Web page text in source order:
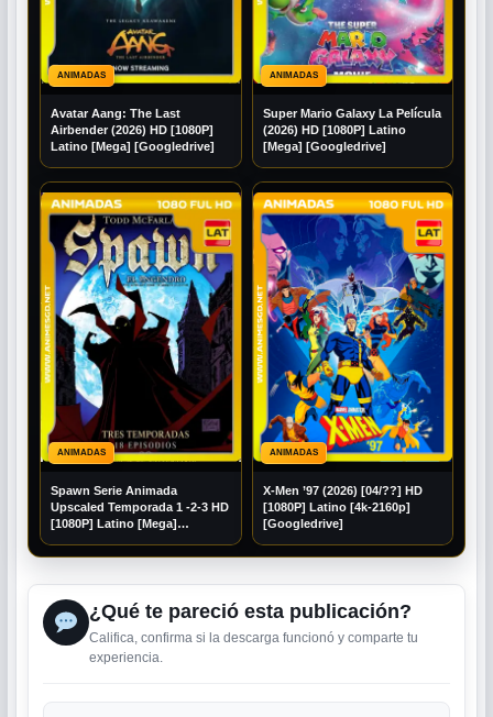
ANIMADAS
Avatar Aang: The Last
Airbender (2026) HD [1080P]
Latino [Mega] [Googledrive]
ANIMADAS
Super Mario Galaxy La Película
(2026) HD [1080P] Latino
[Mega] [Googledrive]
ANIMADAS
Spawn Serie Animada
Upscaled Temporada 1 -2-3 HD
[1080P] Latino [Mega]
ANIMADAS
X-Men ’97 (2026) [04/??] HD
[1080P] Latino [4k-2160p]
[Googledrive]
¿Qué te pareció esta publicación?
Califica, confirma si la descarga funcionó y comparte tu
experiencia.